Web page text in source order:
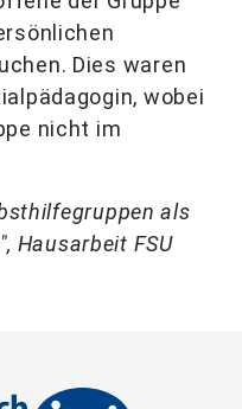
Dies waren
wobei
nicht im
als
Hausarbeit FSU